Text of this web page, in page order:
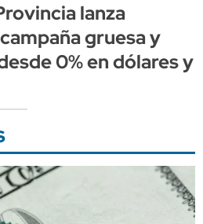
lanza
gruesa y
0% en dólares y